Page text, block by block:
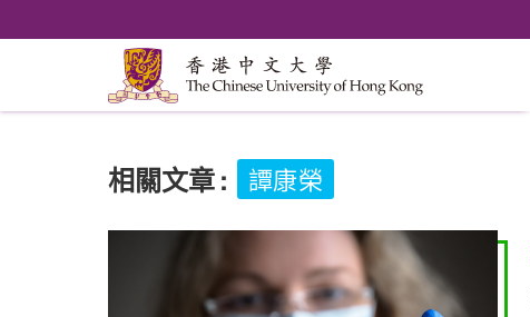
相關文章: 譚康榮